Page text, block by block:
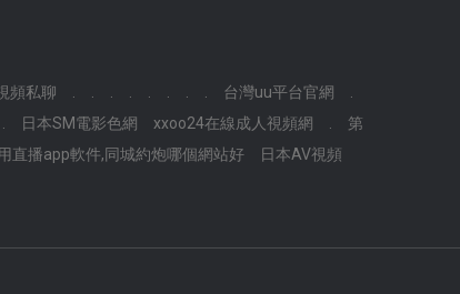
頻私聊 台灣uu平台官網
日本SM電影色網 xxoo24在線成人視頻網
第
直播app軟件,同城約炮哪個網站好
日本AV視頻